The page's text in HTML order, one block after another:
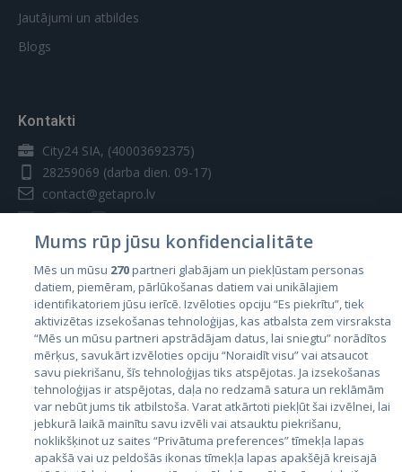
Jautājumi un atbildes
Blogs
Kontakti
City24 SIA, (40003692375)
28259069 (darba dien. 09-17)
contact@getapro.lv
Valstis
Igaunija
Latvija
Lietuva
Mums rūp jūsu konfidencialitāte
Mēs un mūsu 270partneri glabājam un piekļūstam personas
datiem, piemēram, pārlūkošanas datiem vai unikālajiem
identifikatoriem jūsu ierīcē. Izvēloties opciju “Es piekrītu”, tiek
aktivizētas izsekošanas tehnoloģijas, kas atbalsta zem virsraksta
“Mēs un mūsu partneri apstrādājam datus, lai sniegtu” norādītos
mērķus, savukārt izvēloties opciju “Noraidīt visu” vai atsaucot
savu piekrišanu, šīs tehnoloģijas tiks atspējotas. Ja izsekošanas
tehnoloģijas ir atspējotas, daļa no redzamā satura un reklāmām
var nebūt jums tik atbilstoša. Varat atkārtoti piekļūt šai izvēlnei, lai
jebkurā laikā mainītu savu izvēli vai atsauktu piekrišanu,
noklikšķinot uz saites “Privātuma preferences” tīmekļa lapas
apakšā vai uz peldošās ikonas tīmekļa lapas apakšējā kreisajā